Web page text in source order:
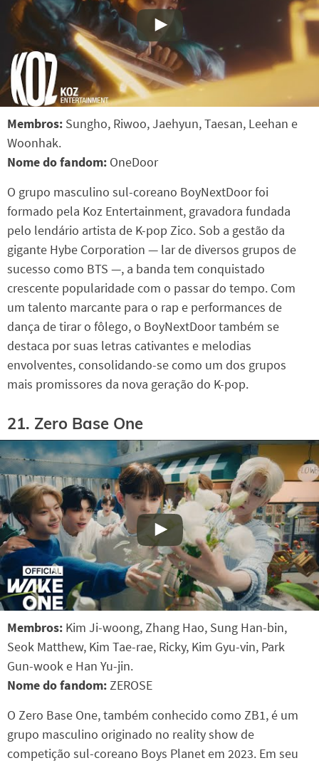
Membros: Sungho, Riwoo, Jaehyun, Taesan, Leehan e
Woonhak.
Nome do fandom: OneDoor
O grupo masculino sul-coreano BoyNextDoor foi
formado pela Koz Entertainment, gravadora fundada
pelo lendário artista de K-pop Zico. Sob a gestão da
gigante Hybe Corporation — lar de diversos grupos de
sucesso como BTS —, a banda tem conquistado
crescente popularidade com o passar do tempo. Com
um talento marcante para o rap e performances de
dança de tirar o fôlego, o BoyNextDoor também se
destaca por suas letras cativantes e melodias
envolventes, consolidando-se como um dos grupos
mais promissores da nova geração do K-pop.
21. Zero Base One
Membros: Kim Ji-woong, Zhang Hao, Sung Han-bin,
Seok Matthew, Kim Tae-rae, Ricky, Kim Gyu-vin, Park
Gun-wook e Han Yu-jin.
Nome do fandom:ZEROSE
O Zero Base One, também conhecido como ZB1, é um
grupo masculino originado no reality show de
competição sul-coreano Boys Planet em 2023. Em seu